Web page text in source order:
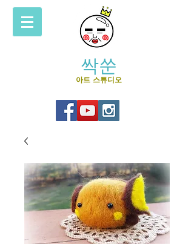
싹쑨
아트 스튜디오